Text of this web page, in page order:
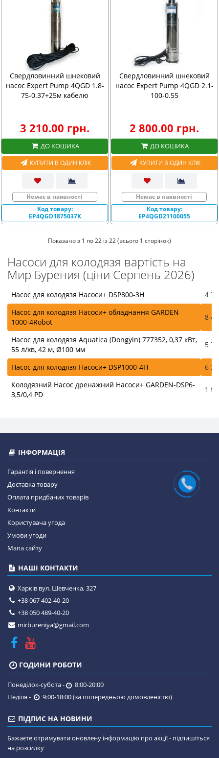
Свердловинний шнековий
насос Expert Pump 4QGD 1.8-
75-0.37+25м кабелю
3 210.00 грн.
ДО КОШИКА
КУПИТИ В ОДИН КЛІК
Немає в наявності
Код товару:
EP4QGD1875037K
Свердловинний шнековий
насос Expert Pump 4QGD 2.1-
100-0.55
2 800.00 грн.
ДО КОШИКА
КУПИТИ В ОДИН КЛІК
Немає в наявності
Код товару:
EP4QGD21100055
Показано з 1 по 22 із 22 (всього 1 сторінок)
Насоси для колодязя вартість на
Мир Бурения (ціни Серпень 2026)
Насос для колодязя Насоси+ DSP800-3H
4
Насос для колодязя Насоси+ обладнання GARDEN
1000-4Robot
8
Насос для колодязя Aquatica (Dongyin) 777352, 0,37 кВт,
55 л/хв, 42 м, Ø100 мм
5
Насос для колодязя Насоси+ DSP1000-4H
6
Колодязний Насос дренажний Насоси+ GARDEN-DSP6-
3,5/0,4 PD
1
ІНФОРМАЦІЯ
Гарантія і повернення
Доставка товару
Оплата придбаних товарів
Контакти
Користувача угода
Умови угоди
Мапа сайту
НАШІ КОНТАКТИ
Харків вул. Шевченка, 327
+38 067 402-40-20
+38 050 489-40-20
mirbureniya@gmail.com
ГОДИНИ РОБОТИ
Понеділок-субота -
8:00-20:00
Неділя -
9:00-18:00 (за попередньою домовленістю)
ПІДПИС НА НОВИНИ
Бажаєте отримувати оновлену інформацію про акції - підпишіться
на розсилку